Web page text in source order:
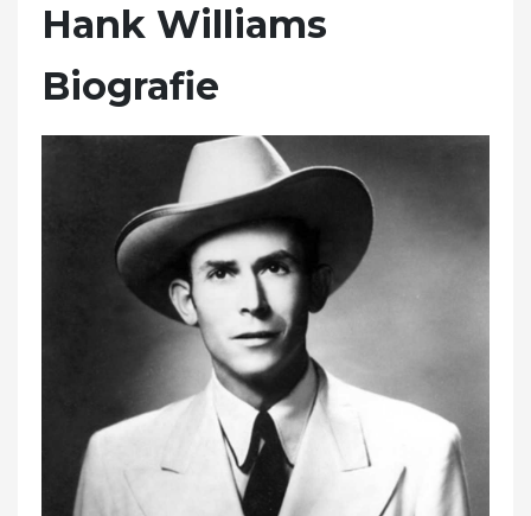
Hank Williams
Biografie